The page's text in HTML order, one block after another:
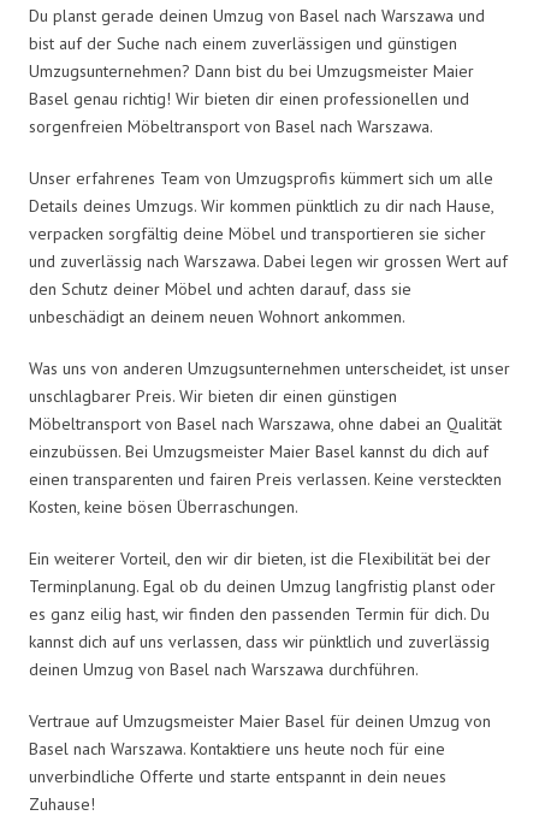
Du planst gerade deinen Umzug von Basel nach Warszawa und
bist auf der Suche nach einem zuverlässigen und günstigen
Umzugsunternehmen? Dann bist du bei Umzugsmeister Maier
Basel genau richtig! Wir bieten dir einen professionellen und
sorgenfreien Möbeltransport von Basel nach Warszawa.
Unser erfahrenes Team von Umzugsprofis kümmert sich um alle
Details deines Umzugs. Wir kommen pünktlich zu dir nach Hause,
verpacken sorgfältig deine Möbel und transportieren sie sicher
und zuverlässig nach Warszawa. Dabei legen wir grossen Wert auf
den Schutz deiner Möbel und achten darauf, dass sie
unbeschädigt an deinem neuen Wohnort ankommen.
Was uns von anderen Umzugsunternehmen unterscheidet, ist unser
unschlagbarer Preis. Wir bieten dir einen günstigen
Möbeltransport von Basel nach Warszawa, ohne dabei an Qualität
einzubüssen. Bei Umzugsmeister Maier Basel kannst du dich auf
einen transparenten und fairen Preis verlassen. Keine versteckten
Kosten, keine bösen Überraschungen.
Ein weiterer Vorteil, den wir dir bieten, ist die Flexibilität bei der
Terminplanung. Egal ob du deinen Umzug langfristig planst oder
es ganz eilig hast, wir finden den passenden Termin für dich. Du
kannst dich auf uns verlassen, dass wir pünktlich und zuverlässig
deinen Umzug von Basel nach Warszawa durchführen.
Vertraue auf Umzugsmeister Maier Basel für deinen Umzug von
Basel nach Warszawa. Kontaktiere uns heute noch für eine
unverbindliche Offerte und starte entspannt in dein neues
Zuhause!